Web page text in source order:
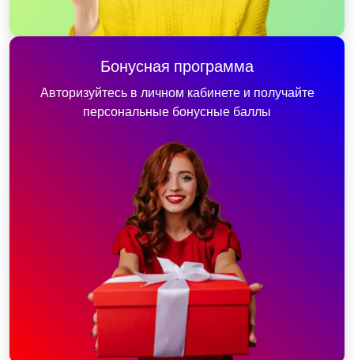
Бонусная программа
Авторизуйтесь в личном кабинете и получайте
персональные бонусные баллы